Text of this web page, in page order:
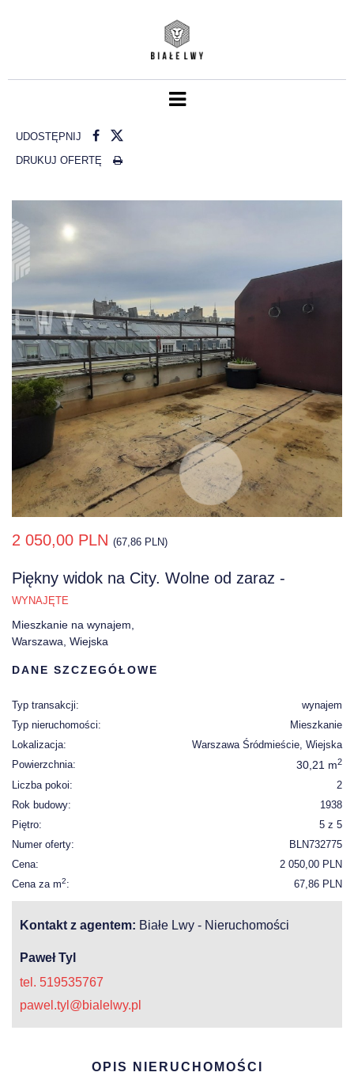
UDOSTĘPNIJ
DRUKUJ OFERTĘ
2 050,00 PLN (67,86 PLN)
Piękny widok na City. Wolne od zaraz -
WYNAJĘTE
Mieszkanie na wynajem,
Warszawa, Wiejska
DANE SZCZEGÓŁOWE
Typ transakcji:
wynajem
Typ nieruchomości:
Mieszkanie
Lokalizacja:
Warszawa Śródmieście, Wiejska
Powierzchnia:
30,21 m2
Liczba pokoi:
2
Rok budowy:
1938
Piętro:
5 z 5
Numer oferty:
BLN732775
Cena:
2 050,00 PLN
Cena za m2: 67,86 PLN
Kontakt z agentem: Białe Lwy - Nieruchomości
Paweł Tyl
tel. 519535767
pawel.tyl@bialelwy.pl
OPIS NIERUCHOMOŚCI